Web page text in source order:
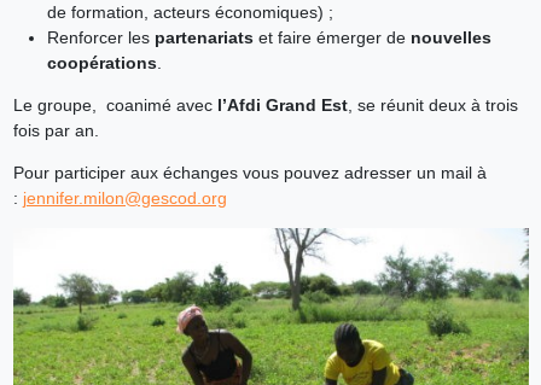
de formation, acteurs économiques) ;
Renforcer les partenariats et faire émerger de nouvelles
coopérations.
Le groupe, coanimé avec l’Afdi Grand Est, se réunit deux à trois
fois par an.
Pour participer aux échanges vous pouvez adresser un mail à
: jennifer.milon@gescod.org